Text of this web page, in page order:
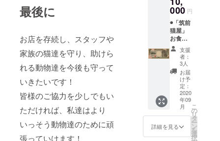
最後に
お店を存続し、スタッフや
家族の猫達を守り、助けら
れる動物達を今後も守って
いきたいです！
皆様のご協力を少しでもい
ただければ、私達はより
いっそう動物達のために頑
張っていけます！
ド）
日祝を
除く）
6ヶ月以
内の有
効期限
となり
ます ◉心
を込め
たお礼
（ニャ
ンズの
ポスト
カー
ド）
000 円
◉「筑前
猫屋」
お食事
券
15000
円分
（1,000
円券15
枚） 資
金決済
法に基
づき 有
効期
限：
2020年
支援
者：
3人
お届
け予
定：
2020
年09
月
詳細を見る
こ
の
リ
タ
ー
ン
を
選
択